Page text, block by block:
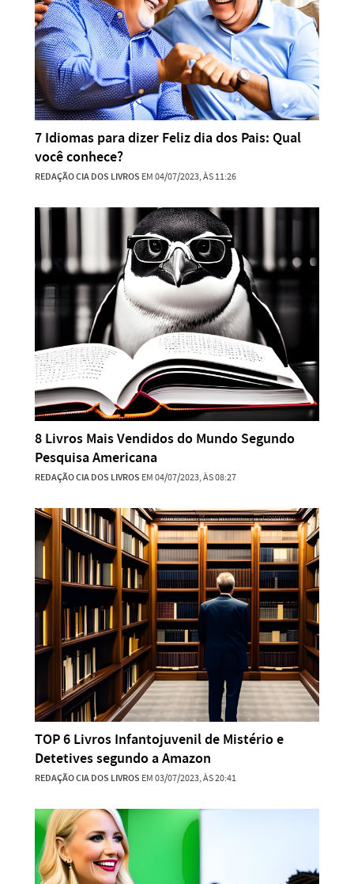
7 Idiomas para dizer Feliz dia dos Pais: Qual
você conhece?
REDAÇÃO CIA DOS LIVROS EM 04/07/2023, ÀS 11:26
8 Livros Mais Vendidos do Mundo Segundo
Pesquisa Americana
REDAÇÃO CIA DOS LIVROS EM 04/07/2023, ÀS 08:27
TOP 6 Livros Infantojuvenil de Mistério e
Detetives segundo a Amazon
REDAÇÃO CIA DOS LIVROS EM 03/07/2023, ÀS 20:41